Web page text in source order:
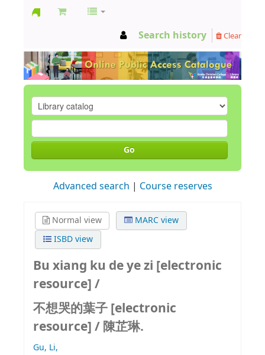
Search history Clear
Go
Advanced search Course reserves
Normal view
MARC view
ISBD view
Bu xiang ku de ye zi [electronic
resource] /
不想哭的葉子[electronic
resource] /陳芷琳.
Gu, Li,